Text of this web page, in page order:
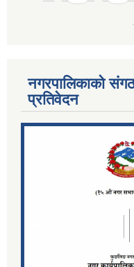
नगरपालिकाको
प्रतिवेदन